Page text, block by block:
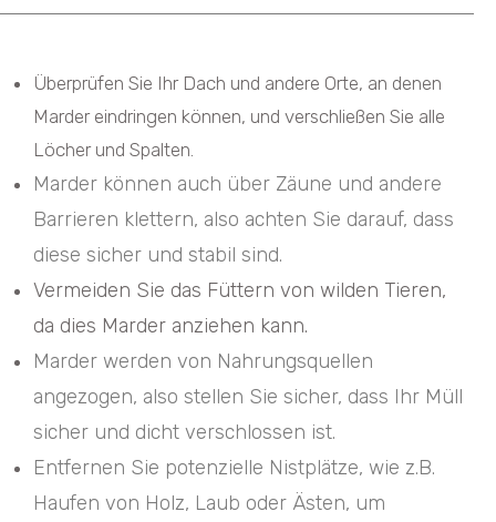
Überprüfen Sie Ihr Dach und andere Orte, an denen
Marder eindringen können, und verschließen Sie alle
Löcher und Spalten.
Marder können auch über Zäune und andere
Barrieren klettern, also achten Sie darauf, dass
diese sicher und stabil sind.
Vermeiden Sie das Füttern von wilden Tieren,
da dies Marder anziehen kann.
Marder werden von Nahrungsquellen
angezogen, also stellen Sie sicher, dass Ihr Müll
sicher und dicht verschlossen ist.
Entfernen Sie potenzielle Nistplätze, wie z.B.
Haufen von Holz, Laub oder Ästen, um